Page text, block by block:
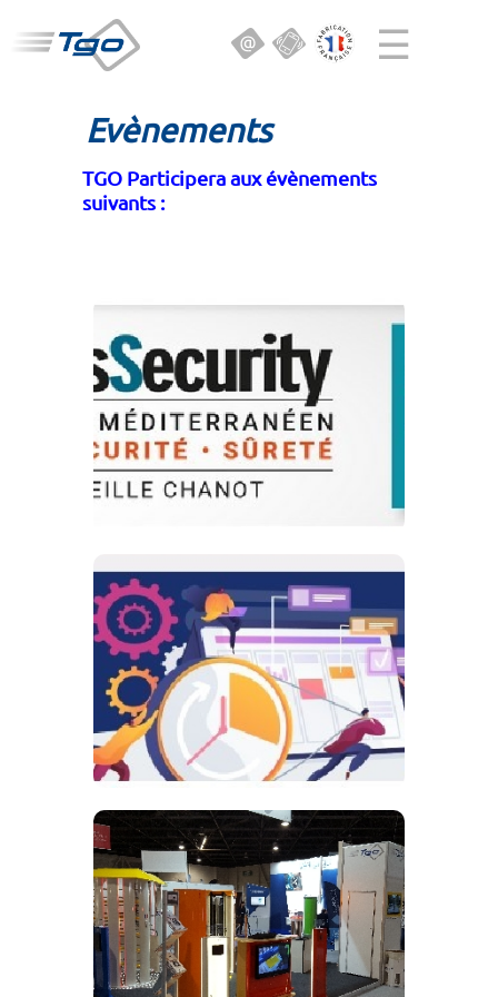
☰
Evènements
TGO Participera aux évènements
suivants :